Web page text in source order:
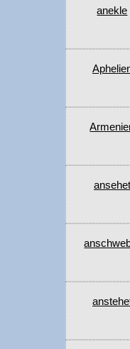
anekle
ansehet